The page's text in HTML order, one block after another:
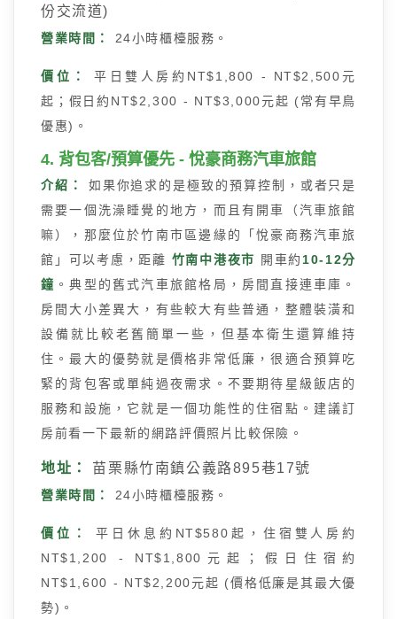
份交流道)
營業時間： 24小時櫃檯服務。
價位：
平日雙人房約NT$1,800 - NT$2,500元
起；假日約NT$2,300 - NT$3,000元起 (常有早鳥
優惠)。
4. 背包客/預算優先 - 悅豪商務汽車旅館
介紹：
如果你追求的是極致的預算控制，或者只是
需要一個洗澡睡覺的地方，而且有開車（汽車旅館
嘛），那麼位於竹南市區邊緣的「悅豪商務汽車旅
館」可以考慮，距離 竹南中港夜市 開車約 10-12分
鐘 。典型的舊式汽車旅館格局，房間直接連車庫。
房間大小差異大，有些較大有些普通，整體裝潢和
設備就比較老舊簡單一些，但基本衛生還算維持
住。最大的優勢就是價格非常低廉，很適合預算吃
緊的背包客或單純過夜需求。不要期待星級飯店的
服務和設施，它就是一個功能性的住宿點。建議訂
房前看一下最新的網路評價照片比較保險。
地址： 苗栗縣竹南鎮公義路895巷17號
營業時間： 24小時櫃檯服務。
價位：
平日休息約NT$580起，住宿雙人房約
NT$1,200 - NT$1,800元起；假日住宿約
NT$1,600 - NT$2,200元起 (價格低廉是其最大優
勢)。